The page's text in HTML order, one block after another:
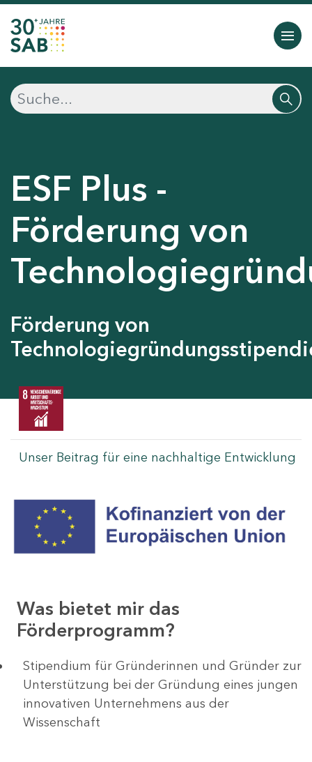
ESF Plus -
Förderung von
Förderung von
Unser Beitrag für eine nachhaltige Entwicklung
Was bietet mir das
Förderprogramm?
Stipendium für Gründerinnen und Gründer zur
Unterstützung bei der Gründung eines jungen
innovativen Unternehmens aus der
Wissenschaft